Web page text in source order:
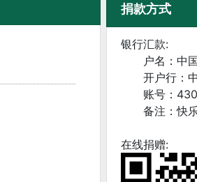
捐款方式
银行汇款:
户名：中国
开户行：中
账号：
备注：快乐
在线捐赠: